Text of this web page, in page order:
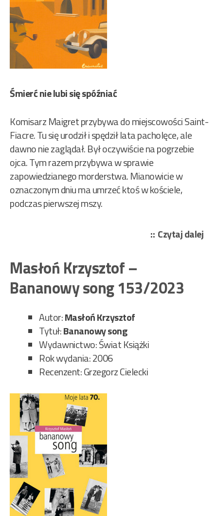
Śmierć nie lubi się spóźniać
Komisarz Maigret przybywa do miejscowości Saint-
Fiacre. Tu się urodził i spędził lata pacholęce, ale
dawno nie zaglądał. Był oczywiście na pogrzebie
ojca. Tym razem przybywa w sprawie
zapowiedzianego morderstwa. Mianowicie w
oznaczonym dniu ma umrzeć ktoś w kościele,
podczas pierwszej mszy.
Czytaj dalej
Masłoń Krzysztof –
Bananowy song 153/2023
Autor:Masłoń Krzysztof
Tytuł:Bananowy song
Wydawnictwo: Świat Książki
Rok wydania: 2006
Recenzent: Grzegorz Cielecki